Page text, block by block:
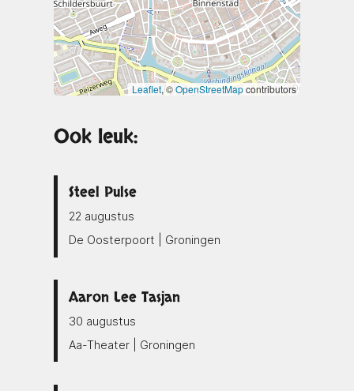
Leaflet, ©OpenStreetMapcontributors
Ook leuk:
Steel Pulse
22 augustus
De Oosterpoort | Groningen
Aaron Lee Tasjan
30 augustus
Aa-Theater | Groningen